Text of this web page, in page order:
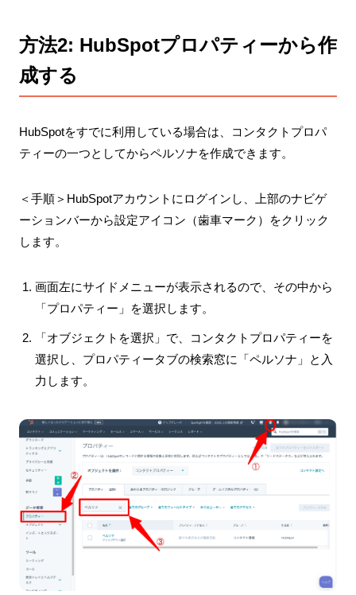
方法2: HubSpotプロパティーから作
成する
HubSpotをすでに利用している場合は、コンタクトプロパ
ティーの一つとしてからペルソナを作成できます。
＜手順＞HubSpotアカウントにログインし、上部のナビゲ
ーションバーから設定アイコン（歯車マーク）をクリック
します。
画面左にサイドメニューが表示されるので、その中から
「プロパティー」を選択します。
「オブジェクトを選択」で、コンタクトプロパティーを
選択し、プロパティータブの検索窓に「ペルソナ」と入
力します。